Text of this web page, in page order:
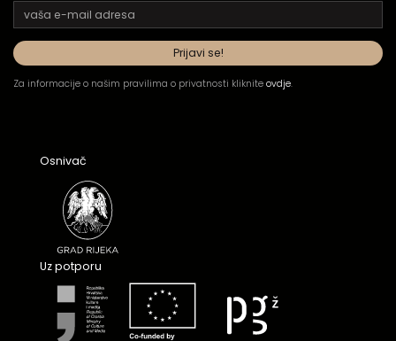
Za informacije o našim pravilima o privatnosti kliknite ovdje.
Osnivač
Uz potporu